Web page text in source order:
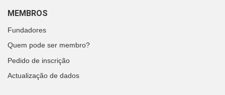
MEMBROS
Fundadores
Quem pode ser membro?
Pedido de inscrição
Actualização de dados